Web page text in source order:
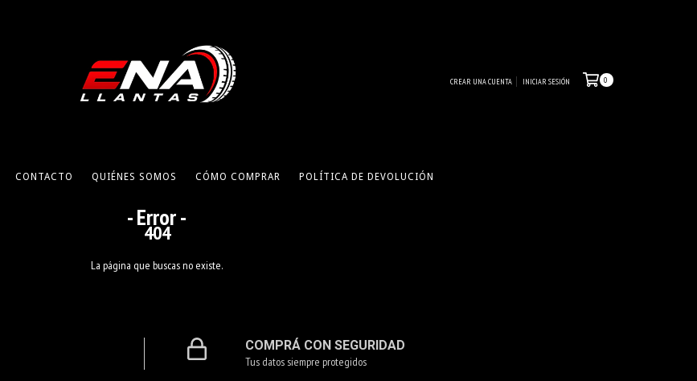
CREAR UNA CUENTA INICIAR SESIÓN 0
CONTACTO QUIÉNES SOMOS CÓMO COMPRAR POLÍTICA DE DEVOLUCIÓN
- Error -
404
La página que buscas no existe.
COMPRÁ CON SEGURIDAD
Tus datos siempre protegidos